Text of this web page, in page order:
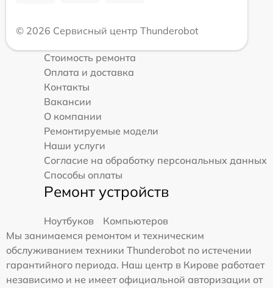
© 2026 Сервисный центр Thunderobot
Стоимость ремонта
Оплата и доставка
Контакты
Вакансии
О компании
Ремонтируемые модели
Наши услуги
Согласие на обработку персональных данных
Способы оплаты
Ремонт устройств
Ноутбуков
Компьютеров
Мы занимаемся ремонтом и техническим
обслуживанием техники Thunderobot по истечении
гарантийного периода. Наш центр в Кирове работает
независимо и не имеет официальной авторизации от